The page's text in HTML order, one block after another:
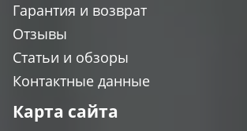
Гарантия и возврат
Отзывы
Статьи и обзоры
Контактные данные
Карта сайта